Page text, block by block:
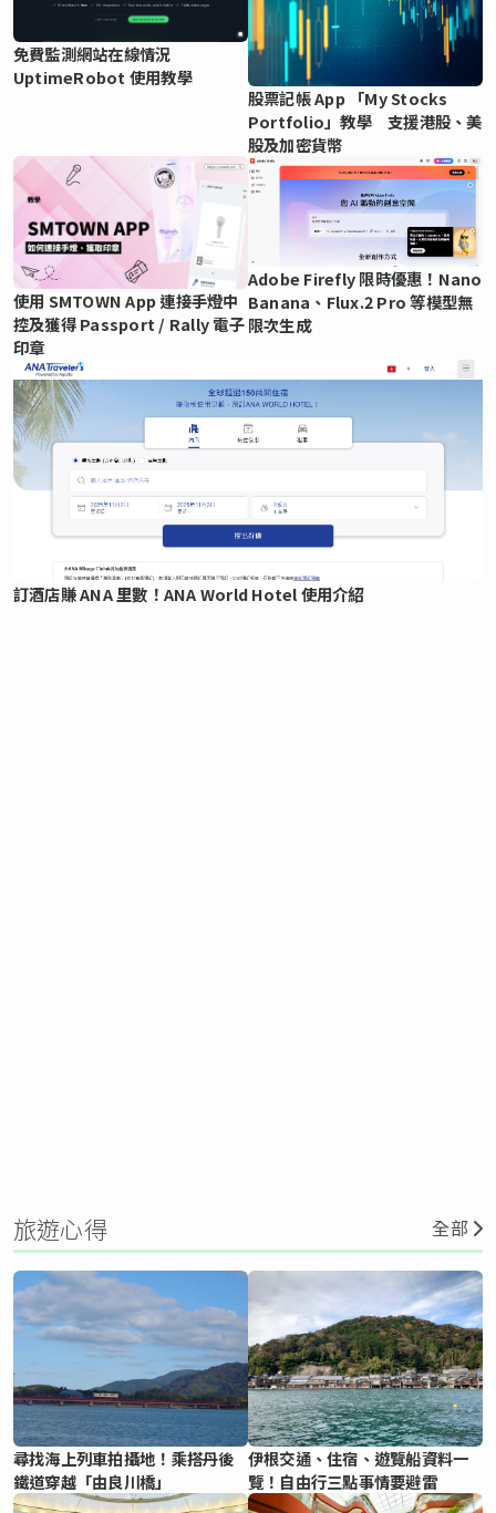
免費監測網站在線情況
UptimeRobot 使用教學
股票記帳 App 「My Stocks
Portfolio」教學 支援港股、美
股及加密貨幣
使用 SMTOWN App 連接手燈中
控及獲得 Passport / Rally 電子
印章
Adobe Firefly 限時優惠！Nano
Banana、Flux.2 Pro 等模型無
限次生成
訂酒店賺 ANA 里數！ANA World Hotel 使用介紹
旅遊心得 全部
尋找海上列車拍攝地！乘搭丹後
鐵道穿越「由良川橋」
伊根交通、住宿、遊覽船資料一
覽！自由行三點事情要避雷